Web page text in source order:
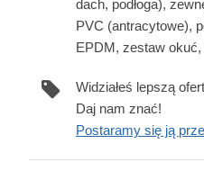
dach, podłoga),
PVC (antracytowe),
EPDM, zestaw okuć,
Widziałeś lepszą
Daj nam znać!
Postaramy się ją